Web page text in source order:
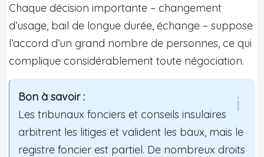
Chaque décision importante – changement
d’usage, bail de longue durée, échange – suppose
l’accord d’un grand nombre de personnes, ce qui
complique considérablement toute négociation.
Bon à savoir :
Les tribunaux fonciers et conseils insulaires
arbitrent les litiges et valident les baux, mais le
registre foncier est partiel. De nombreux droits